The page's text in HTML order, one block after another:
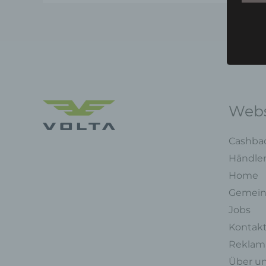
Home
Jobs
Kontakt
Über